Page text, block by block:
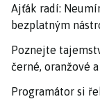
Ajťák radí:
bezplatným
Poznejte
černé, oranžové
Programátor si